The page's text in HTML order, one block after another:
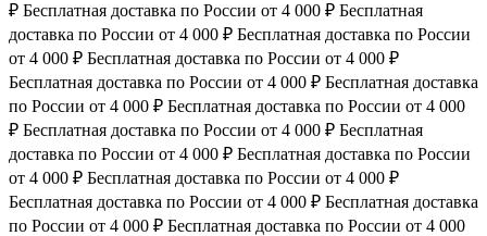
₽ Бесплатная доставка по России от 4 000 ₽ Бесплатная
доставка по России от 4 000 ₽ Бесплатная доставка по России
от 4 000 ₽ Бесплатная доставка по России от 4 000 ₽
Бесплатная доставка по России от 4 000 ₽ Бесплатная доставка
по России от 4 000 ₽ Бесплатная доставка по России от 4 000
₽ Бесплатная доставка по России от 4 000 ₽ Бесплатная
доставка по России от 4 000 ₽ Бесплатная доставка по России
от 4 000 ₽ Бесплатная доставка по России от 4 000 ₽
Бесплатная доставка по России от 4 000 ₽ Бесплатная доставка
по России от 4 000 ₽ Бесплатная доставка по России от 4 000